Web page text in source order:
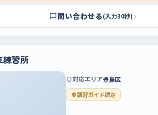
問い合わせる(入力30秒) ›
練習所
対応エリア豊島区
講習ガイド認定